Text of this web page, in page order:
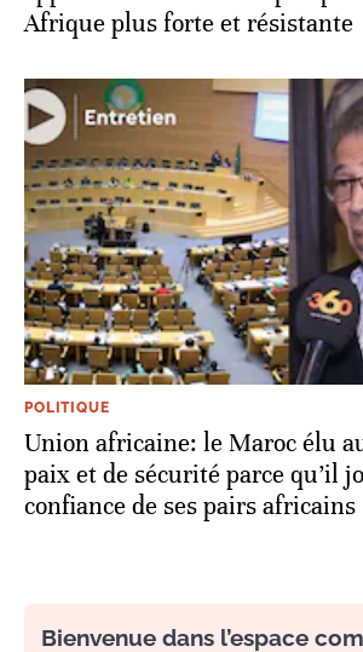
Afrique plus forte et résistante
POLITIQUE
Union africaine: le Maroc élu
paix et de sécurité parce qu’il
confiance de ses pairs africains
Bienvenue dans l’espace